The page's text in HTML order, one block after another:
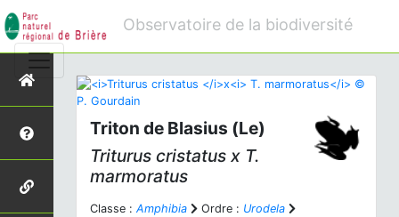
Observatoire de la biodiversité
Triton de Blasius (Le)
Triturus cristatus x T.
marmoratus
Classe : Amphibia Ordre : Urodela